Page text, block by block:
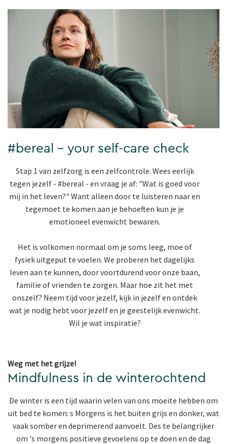
#bereal - your self-care check
Stap 1 van zelfzorg is een zelfcontrole. Wees eerlijk
tegen jezelf - #bereal - en vraag je af: "Wat is goed voor
mij in het leven?" Want alleen door te luisteren naar en
tegemoet te komen aan je behoeften kun je je
emotioneel evenwicht bewaren.
Het is volkomen normaal om je soms leeg, moe of
fysiek uitgeput te voelen. We proberen het dagelijks
leven aan te kunnen, door voortdurend voor onze baan,
familie of vrienden te zorgen. Maar hoe zit het met
onszelf? Neem tijd voor jezelf, kijk in jezelf en ontdek
wat je nodig hebt voor jezelf en je geestelijk evenwicht.
Wil je wat inspiratie?
Weg met het grijze!
Mindfulness in de winterochtend
De winter is een tijd waarin velen van ons moeite hebben om
uit bed te komen: s Morgens is het buiten grijs en donker, wat
vaak somber en deprimerend aanvoelt. Des te belangrijker
om 's morgens positieve gevoelens op te doen en de dag